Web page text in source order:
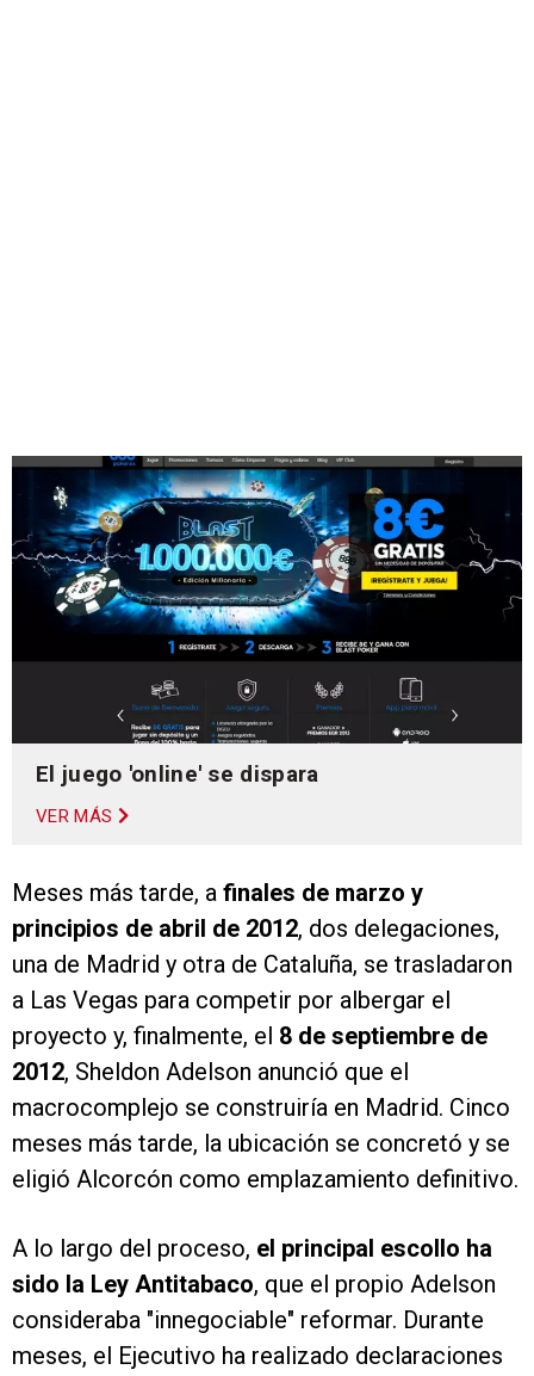
El juego 'online' se dispara
VER MÁS
Meses más tarde, a finales de marzo y
principios de abril de 2012, dos delegaciones,
una de Madrid y otra de Cataluña, se trasladaron
a Las Vegas para competir por albergar el
proyecto y, finalmente, el 8 de septiembre de
2012, Sheldon Adelson anunció que el
macrocomplejo se construiría en Madrid. Cinco
meses más tarde, la ubicación se concretó y se
eligió Alcorcón como emplazamiento definitivo.
A lo largo del proceso, el principal escollo ha
sido la Ley Antitabaco, que el propio Adelson
consideraba "innegociable" reformar. Durante
meses, el Ejecutivo ha realizado declaraciones